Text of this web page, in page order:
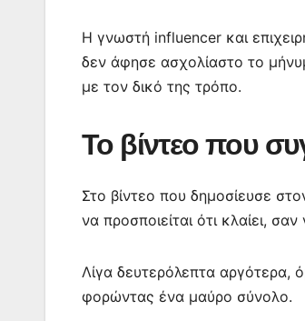
Η γνωστή influencer και
δεν άφησε ασχολίαστο το
με τον δικό της τρόπο.
Το βίντεο που
Στο βίντεο που δημοσίευσε
να προσποιείται ότι κλαίει,
Λίγα δευτερόλεπτα αργότερα,
φορώντας ένα μαύρο σύνολο.